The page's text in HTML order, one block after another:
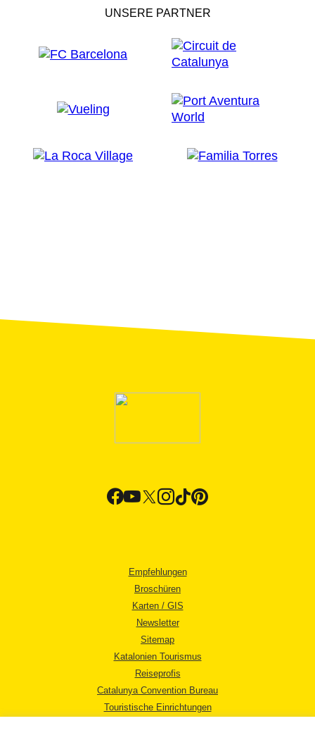
UNSERE PARTNER
Empfehlungen
Broschüren
Karten / GIS
Newsletter
Sitemap
Katalonien Tourismus
Reiseprofis
Catalunya Convention Bureau
Touristische Einrichtungen